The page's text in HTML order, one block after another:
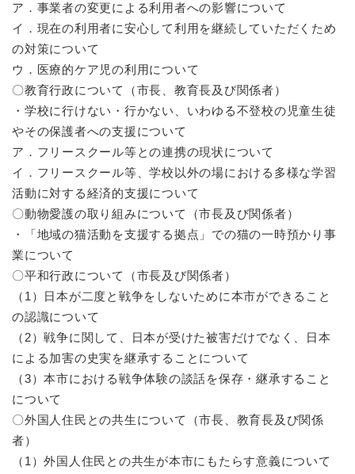
ア．事業者の変更による利用者への影響について
イ．現在の利用者に安心して利用を継続していただくため
の対策について
ウ．医療的ケア児の利用について
〇教育行政について（市長、教育長及び関係者）
・学校に行けない・行かない、いわゆる不登校の児童生徒
やその保護者への支援について
ア．フリースクール等との連携の現状について
イ．フリースクール等、学校以外の場における多様な学習
活動に対する経済的支援について
〇動物愛護の取り組みについて（市長及び関係者）
・「地域の猫活動を支援する拠点」での猫の一時預かり事
業について
〇平和行政について（市長及び関係者）
（1）日本が二度と戦争をしないために本市ができること
の認識について
（2）戦争に関して、日本が受けた被害だけでなく、日本
による加害の史実を継承することについて
（3）本市における戦争体験の談話を保存・継承すること
について
〇外国人住民との共生について（市長、教育長及び関係
者）
（1）外国人住民との共生が本市にもたらす意義について